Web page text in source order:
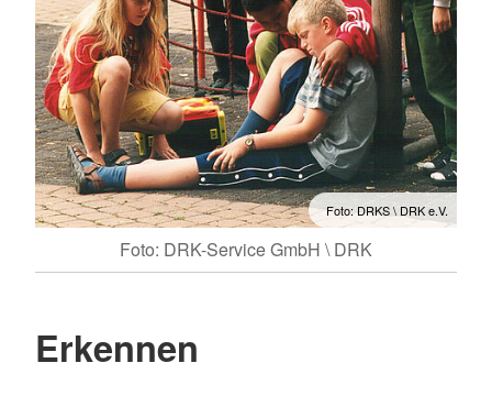
Foto: DRKS \ DRK e.V.
Foto: DRK-Service GmbH \ DRK
Erkennen